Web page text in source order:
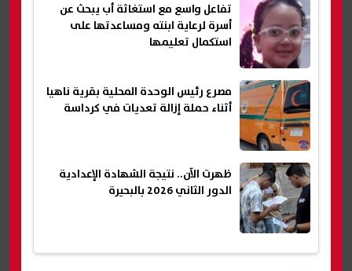
تفاعل واسع مع استغاثة أب يبحث عن
أسرة لرعاية ابنته ومساعدتها على
استكمال تعليمها
مصرع رئيس الوحدة المحلية بقرية ناهيا
أثناء حملة إزالة تعديات في كرداسة
ظهرت الآن.. نتيجة الشهادة الإعدادية
الدور الثاني 2026 بالبحيرة